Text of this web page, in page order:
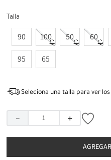
Talla
90 100 50 60
95 65
Seleciona una talla para ver
＋
－